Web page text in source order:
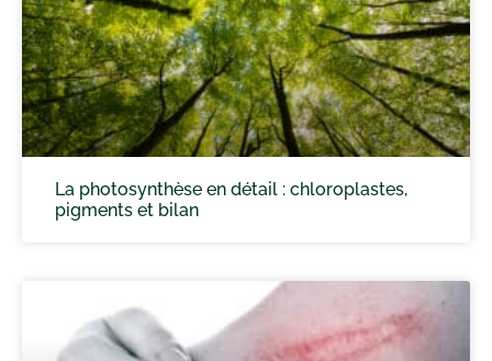
La photosynthèse en détail : chloroplastes,
pigments et bilan